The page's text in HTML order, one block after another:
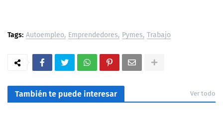
Tags: Autoempleo Emprendedores Pymes Trabajo
También te puede interesar Ver todo